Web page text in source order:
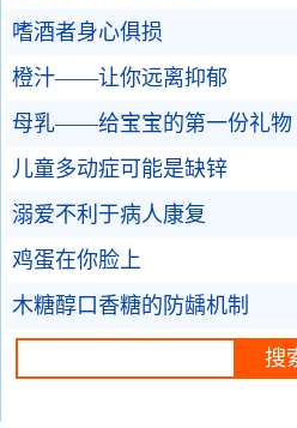
嗜酒者身心俱损
橙汁——让你远离抑郁
母乳——给宝宝的第一份礼物
儿童多动症可能是缺锌
溺爱不利于病人康复
鸡蛋在你脸上
木糖醇口香糖的防龋机制